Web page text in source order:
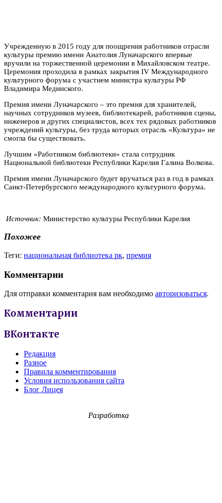
Учрежденную в 2015 году для поощрения работников отрасли
культуры премию имени Анатолия Луначарского впервые
вручили на торжественной церемонии в Михайловском театре.
Церемония проходила в рамках закрытия IV Международного
культурного форума с участием министра культуры РФ
Владимира Мединского.
Премия имени Луначарского – это премия для хранителей,
научных сотрудников музеев, библиотекарей, работников сцены,
инженеров и других специалистов, всех тех рядовых работников
учреждений культуры, без труда которых отрасль «Культура» не
смогла бы существовать.
Лучшим «Работником библиотеки» стала сотрудник
Национальной библиотеки Республики Карелия Галина Волкова.
Премия имени Луначарского будет вручаться раз в год в рамках
Санкт-Петербургского международного культурного форума.
Источник: Министерство культуры Республики Карелия
Похожее
Теги: национальная библиотека рк, премия
Комментарии
Для отправки комментария вам необходимо авторизоваться.
Комментарии
ВКонтакте
Редакция
Разное
Правила комментирования
Условия использования сайта
Блог Лицея
Разработка